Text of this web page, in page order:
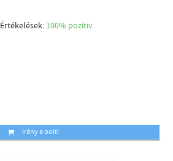
Értékelések: 100% pozítiv
Irány a bolt!